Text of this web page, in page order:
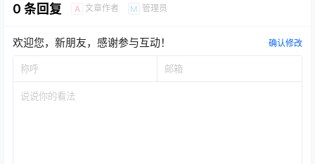
0 条回复 A 文章作者 M 管理员
欢迎您，新朋友，感谢参与互动！ 确认修改